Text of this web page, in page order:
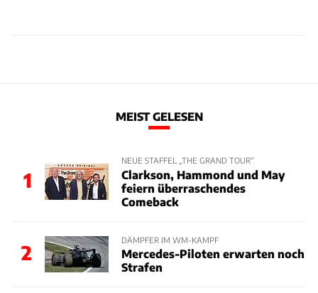
MEIST GELESEN
1
NEUE STAFFEL „THE GRAND TOUR“
Clarkson, Hammond und May
feiern überraschendes
Comeback
2
DÄMPFER IM WM-KAMPF
Mercedes-Piloten erwarten noch
Strafen